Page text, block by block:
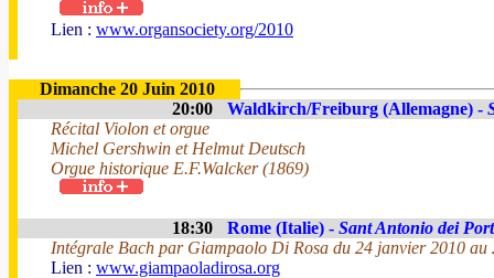
Lien : www.organsociety.org/2010
Dimanche 20 Juin 2010
20:00
Waldkirch/Freiburg (Allemagne) -
Récital Violon et orgue
Michel Gershwin et Helmut Deutsch
Orgue historique E.F.Walcker (1869)
18:30 Rome (Italie) - Sant Antonio dei
Intégrale Bach par Giampaolo Di Rosa du 24 janvier 2010 au
Lien : www.giampaoladirosa.org